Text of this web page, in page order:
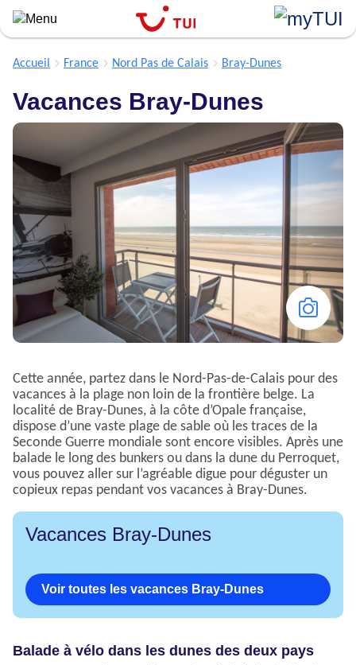
Aller
contenu
Accueil France Nord Pas de Calais Bray-Dunes
Vacances Bray-Dunes
Cette année, partez dans le Nord-Pas-de-Calais pour des
vacances à la plage non loin de la frontière belge. La
localité de Bray-Dunes, à la côte d’Opale française,
dispose d’une vaste plage de sable où les traces de la
Seconde Guerre mondiale sont encore visibles. Après une
balade le long des bunkers ou dans la dune du Perroquet,
vous pouvez aller sur l’agréable digue pour déguster un
copieux repas pendant vos vacances à Bray-Dunes.
Vacances Bray-Dunes
Voir toutes les vacances Bray-Dunes
Balade à vélo dans les dunes des deux pays